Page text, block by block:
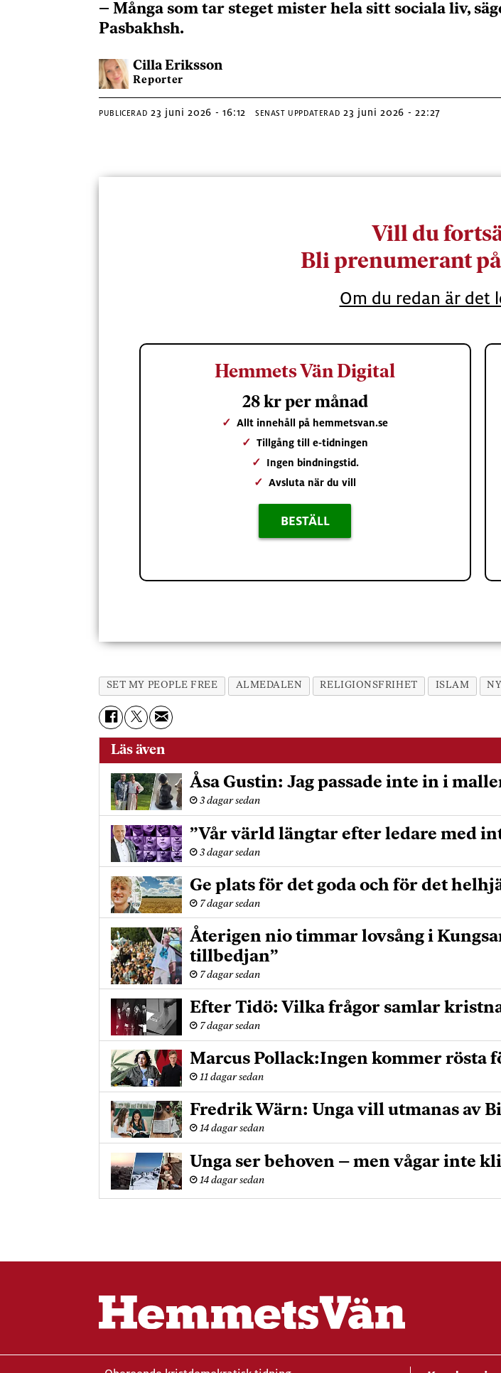
– Många som tar steget mister hela sitt sociala liv,
Pasbakhsh.
Cilla Eriksson
Reporter
PUBLICERAD 23 juni 2026 - 16:12 SENAST UPPDATERAD 23 juni 2026 - 22:27
Vill du
Bli prenumerant
Om du redan är det
Hemmets Vän Digital
28 kr per månad
✓ Allt innehåll på hemmetsvan.se
✓ Tillgång till e-tidningen
✓ Ingen bindningstid.
✓ Avsluta när du vill
BESTÄLL
SET MY PEOPLE FREE ALMEDALEN RELIGIONSFRIHET ISLAM
Läs även
Åsa Gustin: Jag passade inte in i
3 dagar sedan
”Vår värld längtar efter ledare med
3 dagar sedan
Ge plats för det goda och för det
7 dagar sedan
Återigen nio timmar lovsång i
tillbedjan”
7 dagar sedan
Efter Tidö: Vilka frågor samlar
7 dagar sedan
Marcus Pollack:Ingen kommer rösta
11 dagar sedan
Fredrik Wärn: Unga vill utmanas av
14 dagar sedan
Unga ser behoven – men vågar inte
14 dagar sedan